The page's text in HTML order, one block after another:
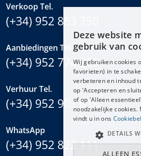
Verkoop Tel.
(+34) 952 863 750
Aanbiedingen Tel.
(+34) 952 774 266
Verhuur Tel.
(+34) 952 901 015
WhatsApp
(+34) 952 822 111
Deze website
gebruik van
Wij gebruiken cookies
favorieten) in te
verbeteren en inhoud
op 'Accepteren en
of op 'Alleen
noodzakelijke
vindt u in ons
ALLEEN
DETAILS